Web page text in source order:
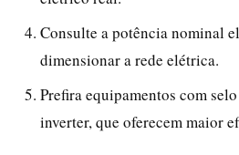
Consulte a potência nominal
dimensionar a rede elétrica.
Prefira equipamentos com
inverter, que oferecem maior